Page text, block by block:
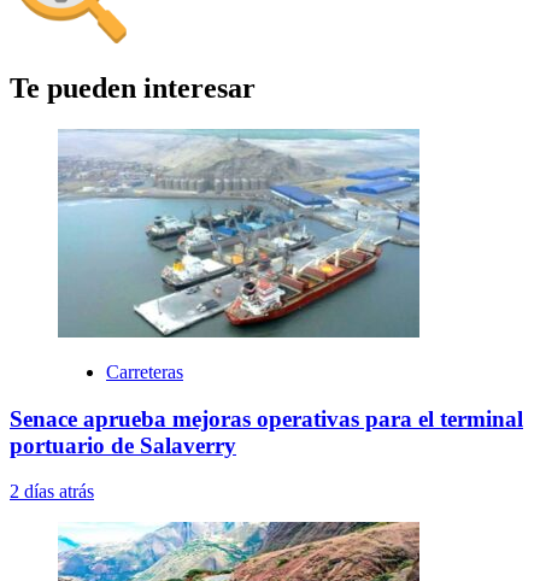
Te pueden interesar
Carreteras
Senace aprueba mejoras operativas para el terminal
portuario de Salaverry
2 días atrás